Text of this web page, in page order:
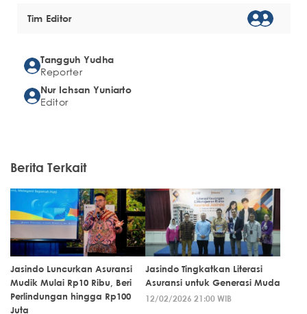
Tim Editor
Tangguh Yudha
Reporter
Nur Ichsan Yuniarto
Editor
Berita Terkait
Jasindo Luncurkan Asuransi
Mudik Mulai Rp10 Ribu, Beri
Perlindungan hingga Rp100
Juta
Jasindo Tingkatkan Literasi
Asuransi untuk Generasi Muda
12/02/2026 21:00 WIB